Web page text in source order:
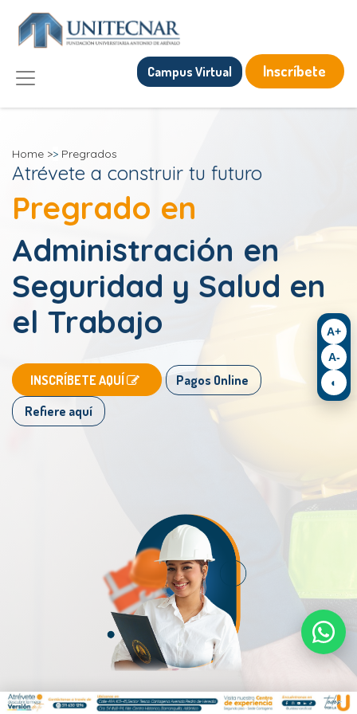
Campus Virtual Inscríbete
Home >> Pregrados
Atrévete a construir tu futuro
Pregrado en
Administración en
Seguridad y Salud en
el Trabajo
​INSCRÍBETE AQUÍ Pagos Online
Refiere aquí
A+
A-
◐